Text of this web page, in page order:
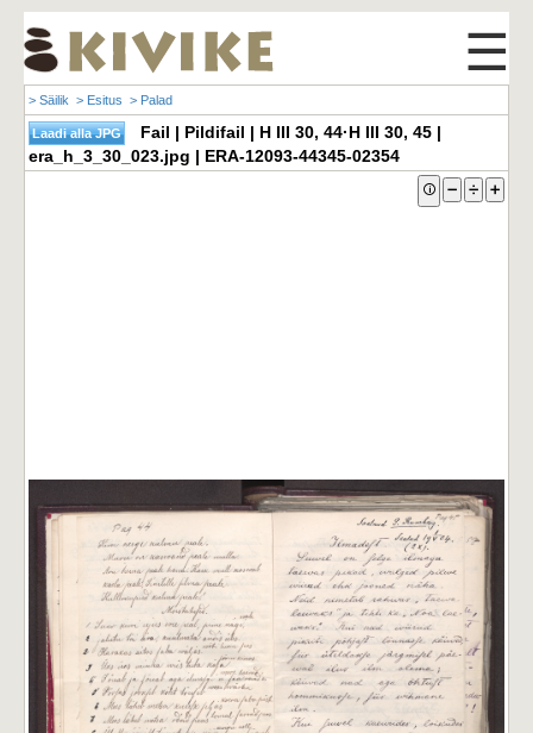
☰
> Säilik > Esitus > Palad
Fail | Pildifail | H III 30, 44·H III 30, 45 |
era_h_3_30_023.jpg | ERA-12093-44345-02354